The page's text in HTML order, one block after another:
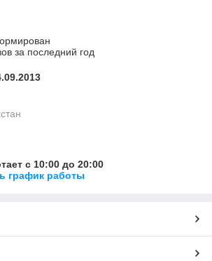
за последний год
с 10:00 до 20:00
график работы